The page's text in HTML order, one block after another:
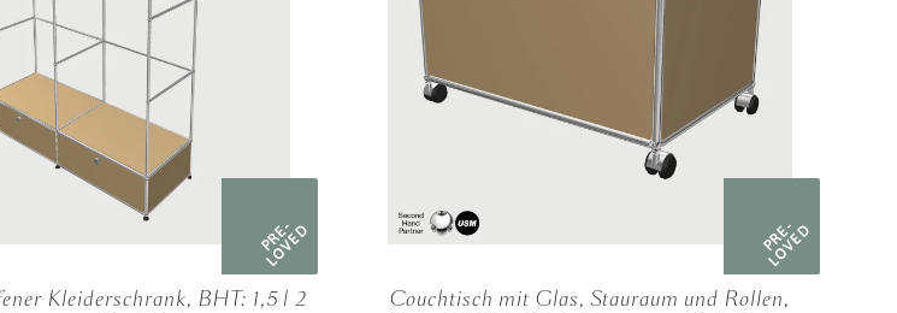
PRE-
LOVED
Kleiderschrank, BHT: 1,5 | 2
PRE-
LOVED
Couchtisch mit Glas, Stauraum und Rollen,